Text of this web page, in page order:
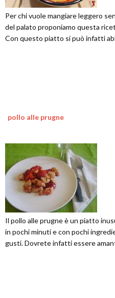
Per chi vuole mangiare leggero
del palato proponiamo questa
Con questo piatto si può infatti
pollo alle prugne
Il pollo alle prugne è un piatto
in pochi minuti e con pochi
gusti. Dovrete infatti essere